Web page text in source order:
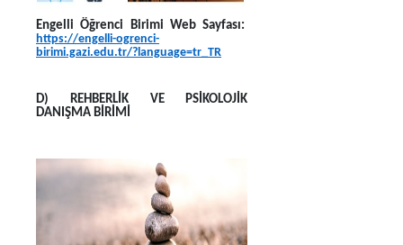
Engelli Öğrenci Birimi Web Sayfası:
https://engelli-ogrenci-
birimi.gazi.edu.tr/?language=tr_TR
D) REHBERLİK VE PSİKOLOJİK
DANIŞMA BİRİMİ